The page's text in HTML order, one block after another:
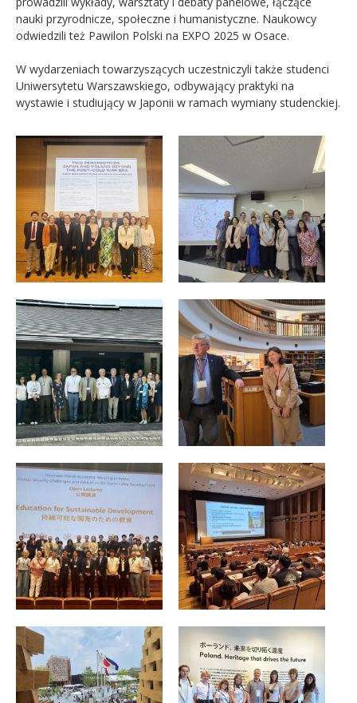
nauki przyrodnicze, społeczne i humanistyczne. Naukowcy
odwiedzili też Pawilon Polski na EXPO 2025 w Osace.
W wydarzeniach towarzyszących uczestniczyli także studenci
Uniwersytetu Warszawskiego, odbywający praktyki na
wystawie i studiujący w Japonii w ramach wymiany studenckiej.